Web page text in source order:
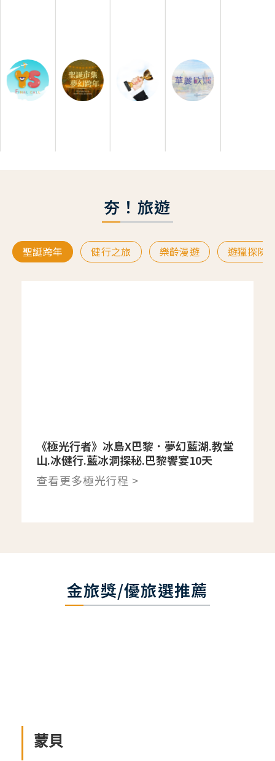
夯！旅遊
聖誕跨年 健行之旅 樂齡漫遊 遊獵探險
《極光行者》冰島X巴黎．夢幻藍湖.教堂
山.冰健行.藍冰洞探秘.巴黎饗宴10天
查看更多極光行程 >
金旅獎/優旅選推薦
蒙貝